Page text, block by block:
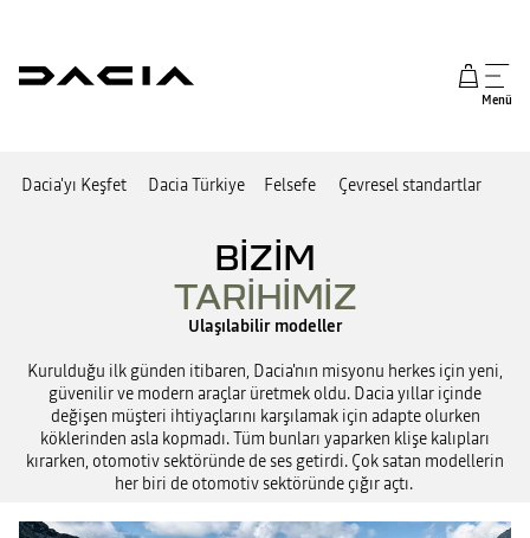
Menü
Dacia'yı Keşfet Dacia Türkiye Felsefe Çevresel standartlar
BİZİM
TARİHİMİZ
Ulaşılabilir modeller
Kurulduğu ilk günden itibaren, Dacia'nın misyonu herkes için yeni,
güvenilir ve modern araçlar üretmek oldu. Dacia yıllar içinde
değişen müşteri ihtiyaçlarını karşılamak için adapte olurken
köklerinden asla kopmadı. Tüm bunları yaparken klişe kalıpları
kırarken, otomotiv sektöründe de ses getirdi. Çok satan modellerin
her biri de otomotiv sektöründe çığır açtı.